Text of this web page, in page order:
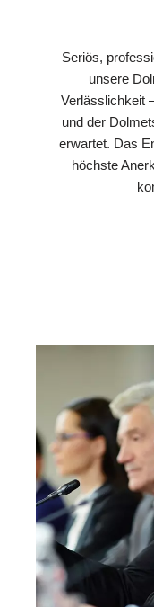
Seriös,
unsere
Verlässlichkeit
und der
erwartet. Das
höchste